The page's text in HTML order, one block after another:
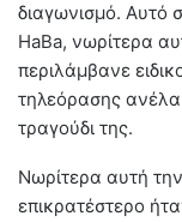
διαγωνισμό. Αυτό
HaBa, νωρίτερα
περιλάμβανε
τηλεόρασης
τραγούδι της.
Νωρίτερα αυτή
επικρατέστερο